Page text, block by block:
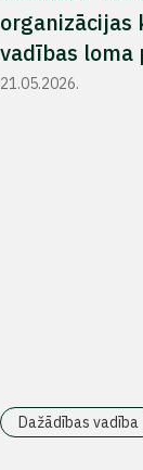
organizācijas
vadības loma
21.05.2026.
Dažādības vadība